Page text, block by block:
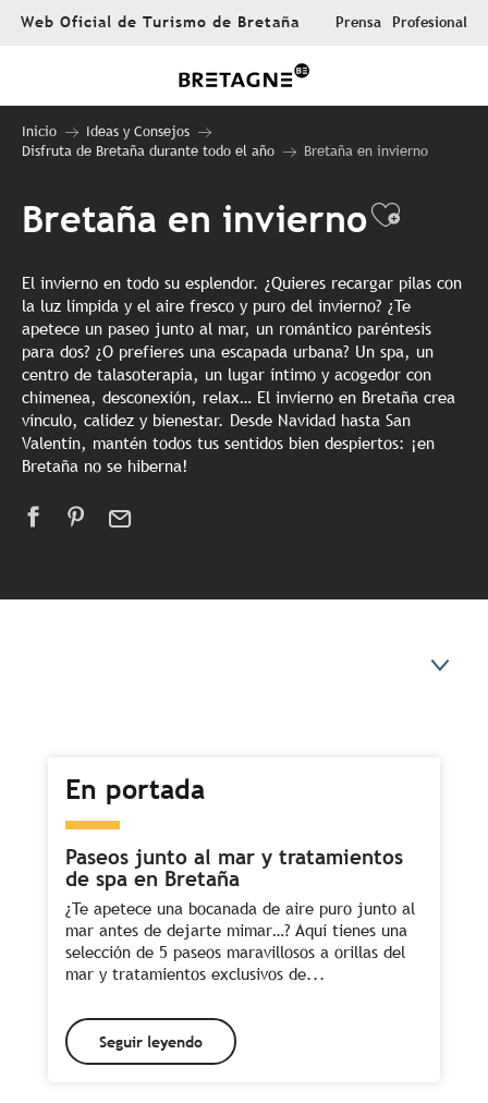
AllerWeb Oficial de Turismo de Bretaña Prensa Profesional
Inicio
Ideas y Consejos
Disfruta de Bretaña durante todo el año
Bretaña en invierno
Bretaña en invierno
El invierno en todo su esplendor. ¿Quieres recargar pilas con
la luz límpida y el aire fresco y puro del invierno? ¿Te
apetece un paseo junto al mar, un romántico paréntesis
para dos? ¿O prefieres una escapada urbana? Un spa, un
centro de talasoterapia, un lugar íntimo y acogedor con
chimenea, desconexión, relax… El invierno en Bretaña crea
vínculo, calidez y bienestar. Desde Navidad hasta San
Valentín, mantén todos tus sentidos bien despiertos: ¡en
Bretaña no se hiberna!
En portada
Paseos junto al mar y tratamientos
de spa en Bretaña
¿Te apetece una bocanada de aire puro junto al
mar antes de dejarte mimar…? Aquí tienes una
selección de 5 paseos maravillosos a orillas del
mar y tratamientos exclusivos de...
Seguir leyendo